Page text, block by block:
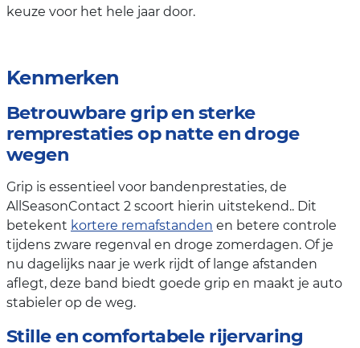
keuze voor het hele jaar door.
Kenmerken
Betrouwbare grip en sterke
remprestaties op natte en droge
wegen
Grip is essentieel voor bandenprestaties, de
AllSeasonContact 2 scoort hierin uitstekend.. Dit
betekent kortere remafstanden en betere controle
tijdens zware regenval en droge zomerdagen. Of je
nu dagelijks naar je werk rijdt of lange afstanden
aflegt, deze band biedt goede grip en maakt je auto
stabieler op de weg.
Stille en comfortabele rijervaring